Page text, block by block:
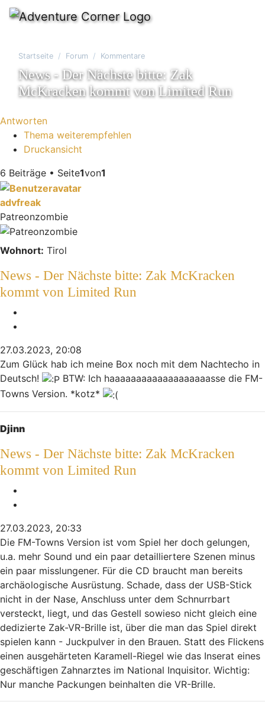
Startseite Forum Kommentare
News - Der Nächste bitte: Zak
McKracken kommt von Limited Run
Antworten
Thema weiterempfehlen
Druckansicht
6 Beiträge • Seite1von1
advfreak
Patreonzombie
Wohnort: Tirol
News - Der Nächste bitte: Zak McKracken
kommt von Limited Run
27.03.2023, 20:08
Zum Glück hab ich meine Box noch mit dem Nachtecho in
Deutsch!
BTW: Ich haaaaaaaaaaaaaaaaaaasse die FM-
Towns Version. *kotz*
Djinn
News - Der Nächste bitte: Zak McKracken
kommt von Limited Run
27.03.2023, 20:33
Die FM-Towns Version ist vom Spiel her doch gelungen,
u.a. mehr Sound und ein paar detailliertere Szenen minus
ein paar misslungener. Für die CD braucht man bereits
archäologische Ausrüstung. Schade, dass der USB-Stick
nicht in der Nase, Anschluss unter dem Schnurrbart
versteckt, liegt, und das Gestell sowieso nicht gleich eine
dedizierte Zak-VR-Brille ist, über die man das Spiel direkt
spielen kann - Juckpulver in den Brauen. Statt des Flickens
einen ausgehärteten Karamell-Riegel wie das Inserat eines
geschäftigen Zahnarztes im National Inquisitor. Wichtig:
Nur manche Packungen beinhalten die VR-Brille.